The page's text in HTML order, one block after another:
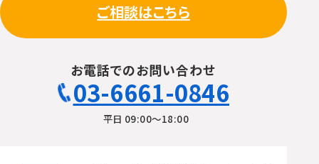
ご相談はこちら
お電話でのお問い合わせ
03-6661-0846
平日 09:00〜18:00